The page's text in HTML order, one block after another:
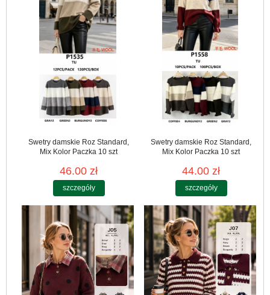
Swetry damskie Roz Standard,
Mix Kolor Paczka 10 szt
46.00 zł
szczegóły
Swetry damskie Roz Standard,
Mix Kolor Paczka 10 szt
44.00 zł
szczegóły